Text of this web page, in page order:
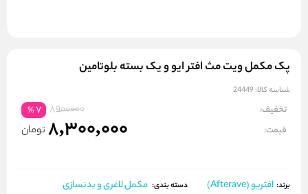
پک مکمل ویت مث افتر ایو و یک بسته بلوتامین
شناسه کالا: 24449
تخفیف: 8900000
7
%
قیمت: 8,300,000 تومان
برند: افتریو (Afterave) دسته بندی: مکمل لاغری و بدنسازی